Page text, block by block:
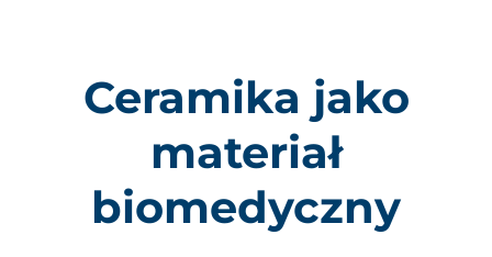
Ceramika jako
materiał
biomedyczny